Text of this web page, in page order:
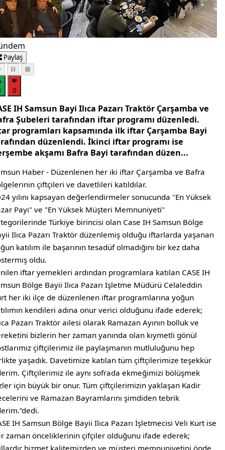
Paylaş
0
IH Samsun Bayi Ilıca Pazarı Traktör Çarşamba ve
Şubeleri tarafından iftar programı düzenledi.
programları kapsamında ilk iftar Çarşamba Bayi
düzenlendi. İkinci iftar programı ise
akşamı Bafra Bayi tarafından düzen...
Haber - Düzenlenen her iki iftar Çarşamba ve Bafra
çiftçileri ve davetlileri katıldılar.
yılını kapsayan değerlendirmeler sonucunda "En Yüksek
Payı" ve "En Yüksek Müşteri Memnuniyeti"
Türkiye birincisi olan Case IH Samsun Bölge
Ilıca Pazarı Traktör düzenlemiş olduğu iftarlarda yaşanan
katılım ile başarının tesadüf olmadığını bir kez daha
oldu.
iftar yemekleri ardından programlara katılan CASE IH
Bölge Bayii Ilıca Pazarı İşletme Müdürü Celaleddin
her iki ilçe de düzenlenen iftar programlarına yoğun
kendileri adına onur verici olduğunu ifade ederek;
Pazarı Traktör ailesi olarak Ramazan Ayının bolluk ve
bizlerin her zaman yanında olan kıymetli gönül
çiftçilerimiz ile paylaşmanın mutluluğunu hep
yaşadık. Davetimize katılan tüm çiftçilerimize teşekkür
Çiftçilerimiz ile aynı sofrada ekmeğimizi bölüşmek
için büyük bir onur. Tüm çiftçilerimizin yaklaşan Kadir
ve Ramazan Bayramlarını şimdiden tebrik
IH Samsun Bölge Bayii Ilıca Pazarı İşletmecisi Veli Kurt ise
zaman önceliklerinin çifçiler olduğunu ifade ederek;